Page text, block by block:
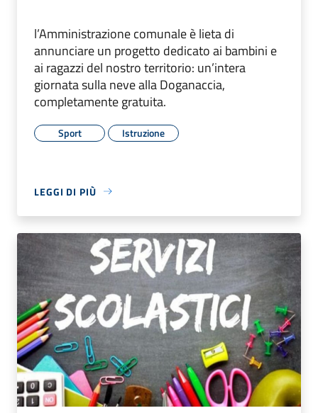
l’Amministrazione comunale è lieta di
annunciare un progetto dedicato ai bambini e
ai ragazzi del nostro territorio: un’intera
giornata sulla neve alla Doganaccia,
completamente gratuita.
Sport Istruzione
LEGGI DI PIÙ